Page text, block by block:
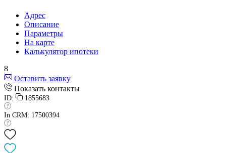
Адрес
Описание
Параметры
На карте
Калькулятор ипотеки
8
Оставить заявку
Показать контакты
ID: 1855683
In CRM: 17500394